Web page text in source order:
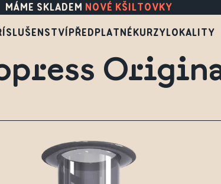
MÁME SKLADEM NOVÉ KŠILTOVKY
PŘEDPLATNÉKURZYLOKALITY